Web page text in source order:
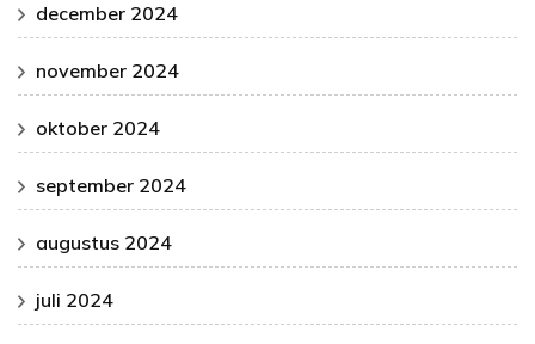
december 2024
november 2024
oktober 2024
september 2024
augustus 2024
juli 2024